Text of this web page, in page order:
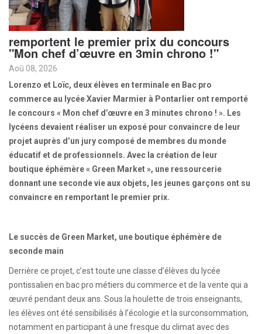
remportent le premier prix du concours
"Mon chef d’œuvre en 3min chrono !"
Aoû 08, 2026
Lorenzo et Loïc, deux élèves en terminale en Bac pro
commerce au lycée Xavier Marmier à Pontarlier ont remporté
le concours « Mon chef d’œuvre en 3 minutes chrono ! ». Les
lycéens devaient réaliser un exposé pour convaincre de leur
projet auprès d’un jury composé de membres du monde
éducatif et de professionnels. Avec la création de leur
boutique éphémère « Green Market », une ressourcerie
donnant une seconde vie aux objets, les jeunes garçons ont su
convaincre en remportant le premier prix.
Le succès de Green Market, une boutique éphémère de
seconde main
Derrière ce projet, c’est toute une classe d’élèves du lycée
pontissalien en bac pro métiers du commerce et de la vente qui a
œuvré pendant deux ans. Sous la houlette de trois enseignants,
les élèves ont été sensibilisés à l’écologie et la surconsommation,
notamment en participant à une fresque du climat avec des